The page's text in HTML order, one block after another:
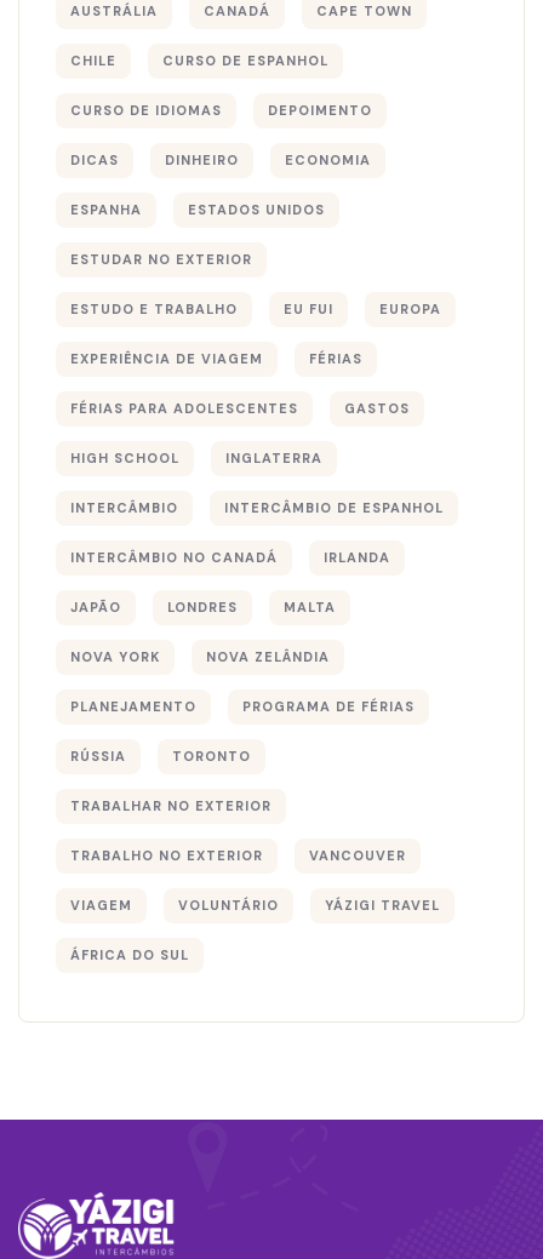
AUSTRÁLIA CANADÁ CAPE TOWN
CHILE CURSO DE ESPANHOL
CURSO DE IDIOMAS DEPOIMENTO
DICAS DINHEIRO ECONOMIA
ESPANHA ESTADOS UNIDOS
ESTUDAR NO EXTERIOR
ESTUDO E TRABALHO EU FUI EUROPA
EXPERIÊNCIA DE VIAGEM FÉRIAS
FÉRIAS PARA ADOLESCENTES GASTOS
HIGH SCHOOL INGLATERRA
INTERCÂMBIO INTERCÂMBIO DE ESPANHOL
INTERCÂMBIO NO CANADÁ IRLANDA
JAPÃO LONDRES MALTA
NOVA YORK NOVA ZELÂNDIA
PLANEJAMENTO PROGRAMA DE FÉRIAS
RÚSSIA TORONTO
TRABALHAR NO EXTERIOR
TRABALHO NO EXTERIOR VANCOUVER
VIAGEM VOLUNTÁRIO YÁZIGI TRAVEL
ÁFRICA DO SUL